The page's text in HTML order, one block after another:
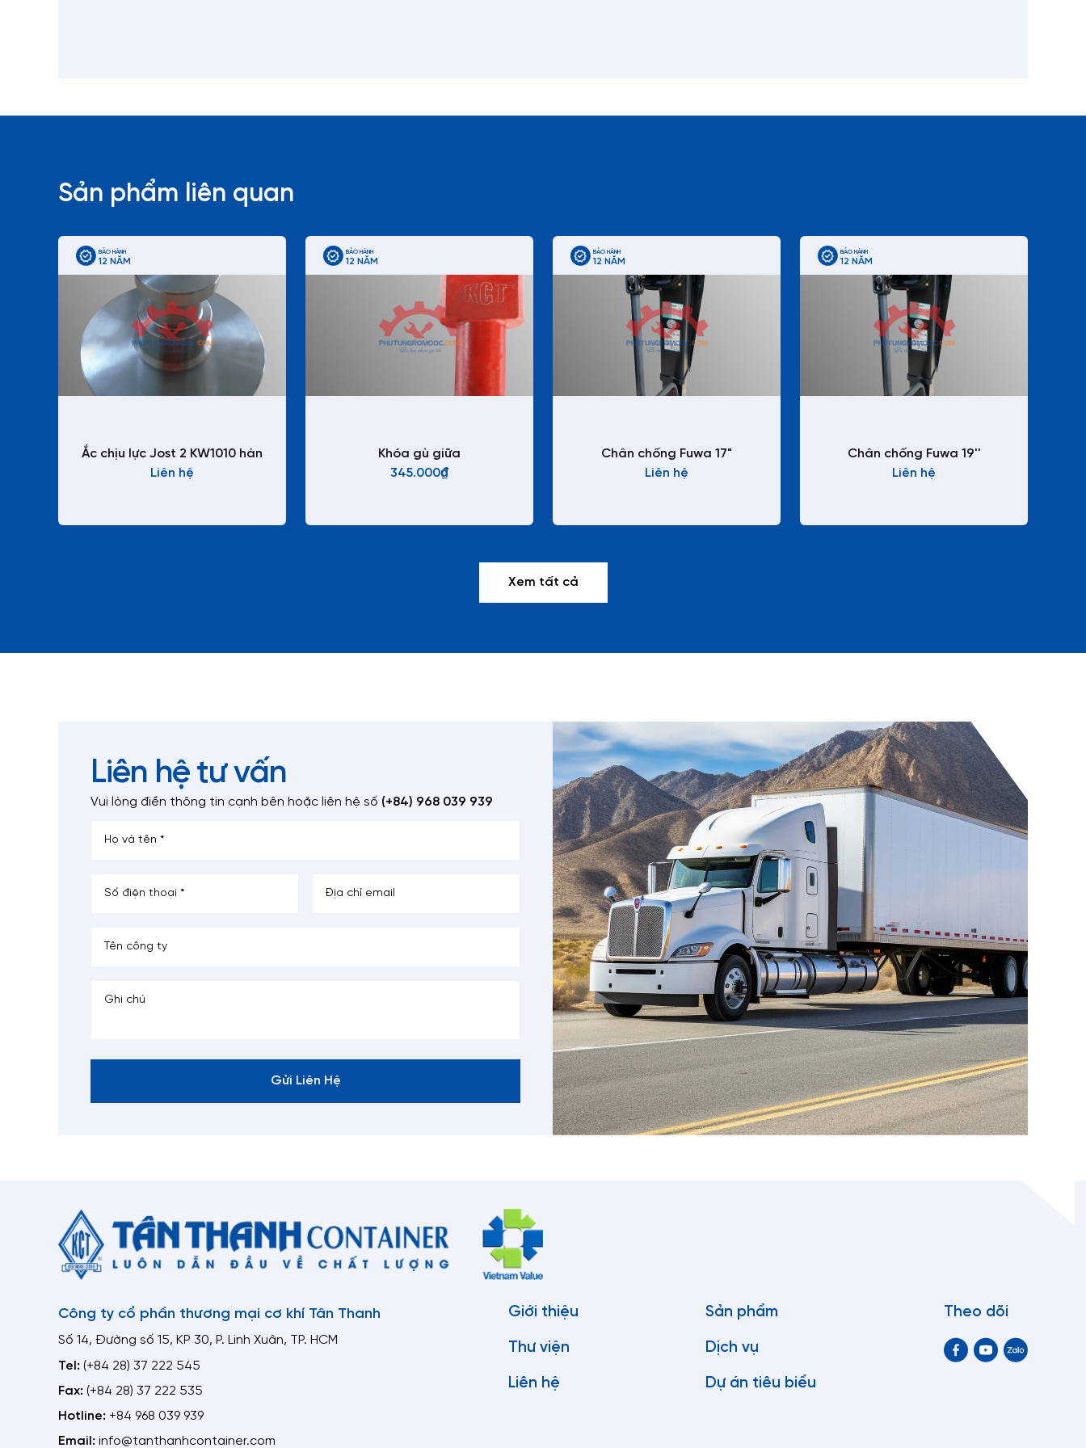
Sản phẩm liên quan
BẢO HÀNH
12 NĂM
Ắc chịu lực Jost 2 KW1010 hàn
Liên hệ
BẢO HÀNH
12 NĂM
Khóa gù giữa
345.000₫
BẢO HÀNH
12 NĂM
Chân chống Fuwa 17"
Liên hệ
BẢO HÀNH
12 NĂM
Chân chống Fuwa 19''
Liên hệ
Xem tất cả
Liên hệ tư vấn
Vui lòng điền thông tin cạnh bên hoặc liên hệ số (+84) 968 039 939
Gửi Liên Hệ
Công ty cổ phần thương mại cơ khí Tân Thanh
Số 14, Đường số 15, KP 30, P. Linh Xuân, TP. HCM
Tel: (+84 28) 37 222 545
Fax: (+84 28) 37 222 535
Hotline: +84 968 039 939
Email: info@tanthanhcontainer.com
Giới thiệu
Thư viện
Liên hệ
Sản phẩm
Dịch vụ
Dự án tiêu biểu
Theo dõi